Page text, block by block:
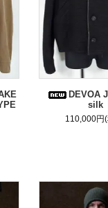
DEVOA
silk
110,000円